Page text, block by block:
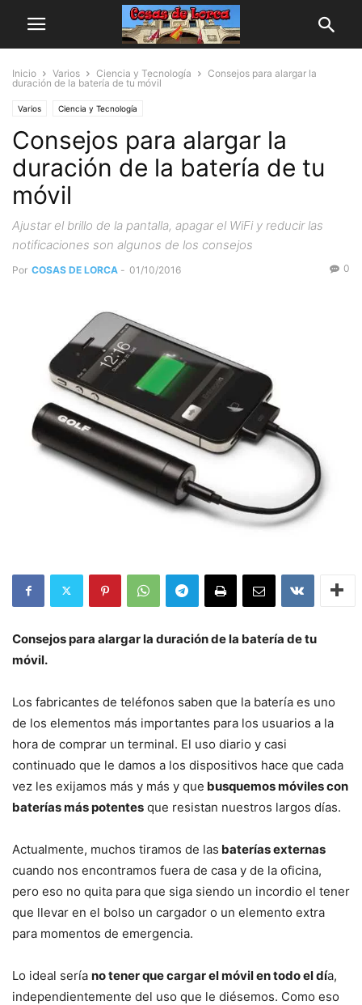
Inicio Varios Ciencia y Tecnología
Consejos para alargar la
duración de la batería de tu móvil
Varios Ciencia y Tecnología
Consejos para alargar la
duración de la batería de tu
móvil
Ajustar el brillo de la pantalla, apagar el WiFi y reducir las
notificaciones son algunos de los consejos
Por COSAS DE LORCA - 01/10/2016 0
Consejos para alargar la duración de la batería de tu
móvil.
Los fabricantes de teléfonos saben que la batería es uno
de los elementos más importantes para los usuarios a la
hora de comprar un terminal. El uso diario y casi
continuado que le damos a los dispositivos hace que cada
vez les exijamos más y más y que busquemos móviles con
baterías más potentes que resistan nuestros largos días.
Actualmente, muchos tiramos de las baterías externas
cuando nos encontramos fuera de casa y de la oficina,
pero eso no quita para que siga siendo un incordio el tener
que llevar en el bolso un cargador o un elemento extra
para momentos de emergencia.
Lo ideal sería no tener que cargar el móvil en todo el día,
independientemente del uso que le diésemos. Como eso